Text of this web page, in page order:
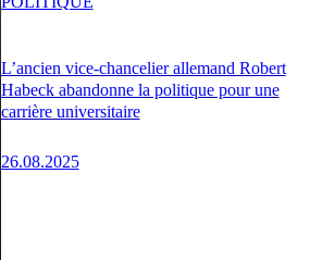
L’ancien vice-chancelier allemand Robert
Habeck abandonne la politique pour une
carrière universitaire
26.08.2025